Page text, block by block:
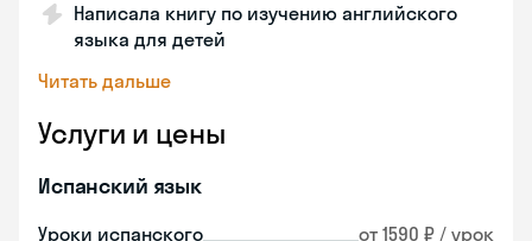
Написала книгу по изучению английского
языка для детей
Читать дальше
Услуги и цены
Испанский язык
Уроки испанского от 1590 ₽ / урок